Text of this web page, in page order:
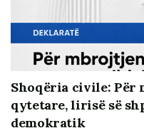
vendimmarrje për
mungesën e
“Shteti” vijon të
burimi më i
me ndikim në
shtetërore
Shoqëria civile: Për
qytetare, lirisë së
demokratik